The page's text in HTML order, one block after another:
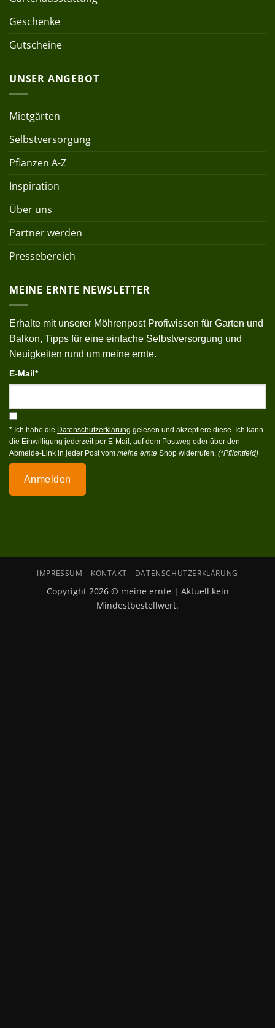
Geschenke
Gutscheine
UNSER ANGEBOT
Mietgärten
Selbstversorgung
Pflanzen A-Z
Inspiration
Über uns
Partner werden
Pressebereich
MEINE ERNTE NEWSLETTER
Erhalte mit unserer Möhrenpost Profiwissen für Garten und
Balkon, Tipps für eine einfache Selbstversorgung und
Neuigkeiten rund um meine ernte.
E-Mail*
* Ich habe die Datenschutzerklärung gelesen und akzeptiere diese. Ich kann
die Einwilligung jederzeit per E-Mail, auf dem Postweg oder über den
Abmelde-Link in jeder Post vom meine ernte Shop widerrufen. (*Pflichtfeld)
Anmelden
IMPRESSUM KONTAKT DATENSCHUTZERKLÄRUNG
Copyright 2026 © meine ernte | Aktuell kein
Mindestbestellwert.